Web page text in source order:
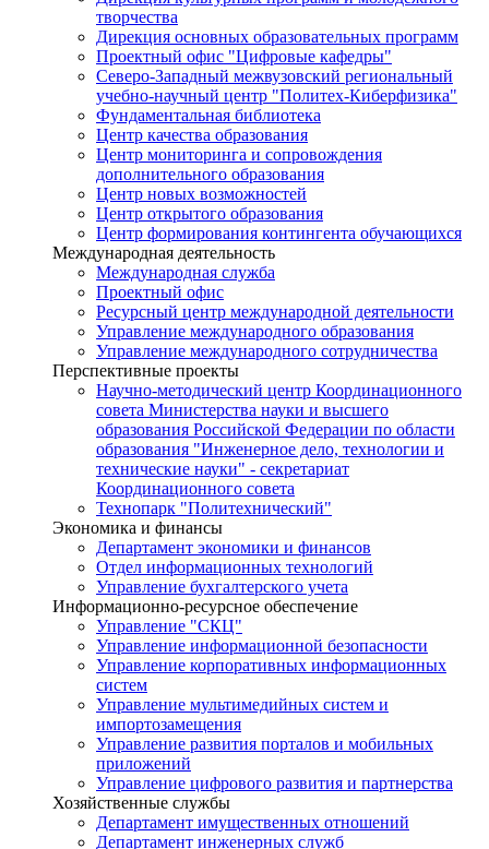
творчества
Дирекция основных образовательных программ
Проектный офис "Цифровые кафедры"
Северо-Западный межвузовский региональный
учебно-научный центр "Политех-Киберфизика"
Фундаментальная библиотека
Центр качества образования
Центр мониторинга и сопровождения
дополнительного образования
Центр новых возможностей
Центр открытого образования
Центр формирования контингента обучающихся
Международная деятельность
Международная служба
Проектный офис
Ресурсный центр международной деятельности
Управление международного образования
Управление международного сотрудничества
Перспективные проекты
Научно-методический центр Координационного
совета Министерства науки и высшего
образования Российской Федерации по области
образования "Инженерное дело, технологии и
технические науки" - секретариат
Координационного совета
Технопарк "Политехнический"
Экономика и финансы
Департамент экономики и финансов
Отдел информационных технологий
Управление бухгалтерского учета
Информационно-ресурсное обеспечение
Управление "СКЦ"
Управление информационной безопасности
Управление корпоративных информационных
систем
Управление мультимедийных систем и
импортозамещения
Управление развития порталов и мобильных
приложений
Управление цифрового развития и партнерства
Хозяйственные службы
Департамент имущественных отношений
Департамент инженерных служб